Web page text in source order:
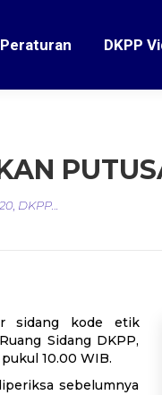
Peraturan DKPP
DKPP…
sidang kode etik
Sidang DKPP,
10.00 WIB.
sebelumnya